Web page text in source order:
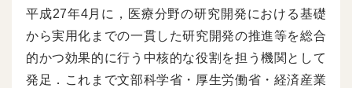
平成27年4月に，医療分野の研究開発における基礎
から実用化までの一貫した研究開発の推進等を総合
的かつ効果的に行う中核的な役割を担う機関として
発足．これまで文部科学省・厚生労働省・経済産業